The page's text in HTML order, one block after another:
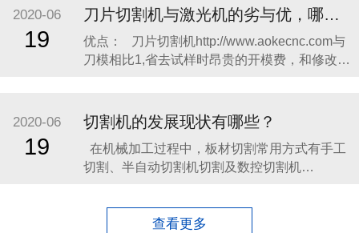
胶、柔性线路板、绝缘材料、特种胶粘带、光
学材料、薄膜按键开
2020-06
19
刀片切割机与激光机的劣与优，哪个更合适你?
​优点： 刀片切割机http://www.aokecnc.com与
刀模相比1,省去试样时昂贵的开模费，和修改试
月的开模费，便可购一台切割机了，这也是绘
图切割机迅速取代刀模打样的主要原因之一,传
统刀
2020-06
19
切割机的发展现状有哪些？
在机械加工过程中，板材切割常用方式有手工
切割、半自动切割机切割及数控切割机
费大、后续加工工作量大，同时劳动条件恶
查看更多